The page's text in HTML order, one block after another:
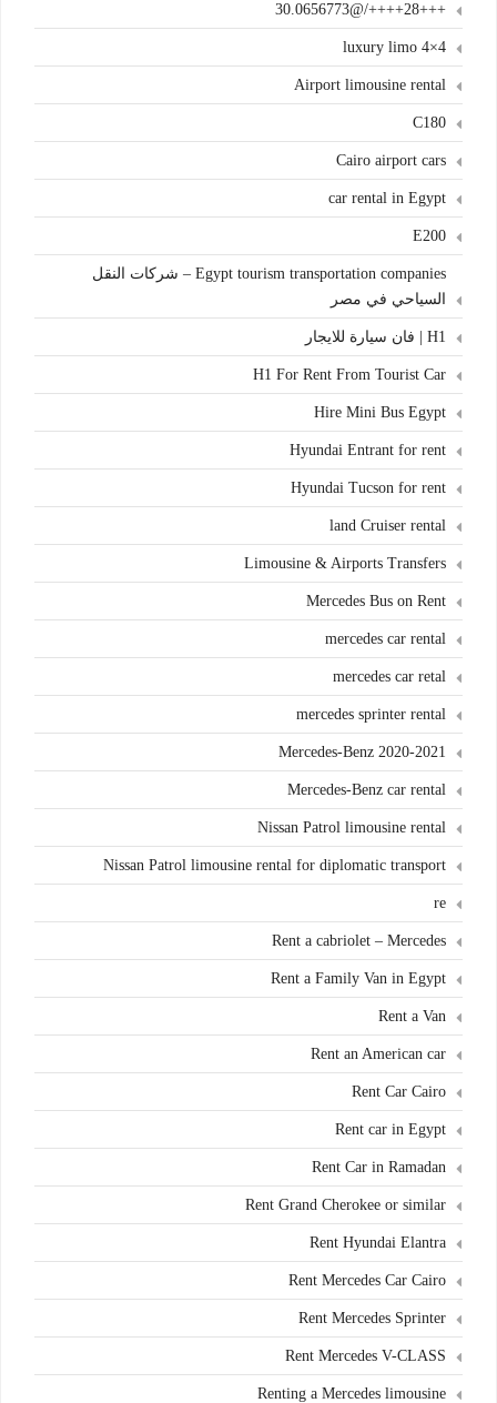
+++28++++/@30.0656773
4×4 luxury limo
Airport limousine rental
C180
Cairo airport cars
car rental in Egypt
E200
Egypt tourism transportation companies – شركات النقل
السياحي في مصر
H1 | فان سيارة للايجار
H1 For Rent From Tourist Car
Hire Mini Bus Egypt
Hyundai Entrant for rent
Hyundai Tucson for rent
land Cruiser rental
Limousine & Airports Transfers
Mercedes Bus on Rent
mercedes car rental
mercedes car retal
mercedes sprinter rental
Mercedes-Benz 2020-2021
Mercedes-Benz car rental
Nissan Patrol limousine rental
Nissan Patrol limousine rental for diplomatic transport
re
Rent a cabriolet – Mercedes
Rent a Family Van in Egypt
Rent a Van
Rent an American car
Rent Car Cairo
Rent car in Egypt
Rent Car in Ramadan
Rent Grand Cherokee or similar
Rent Hyundai Elantra
Rent Mercedes Car Cairo
Rent Mercedes Sprinter
Rent Mercedes V-CLASS
Renting a Mercedes limousine